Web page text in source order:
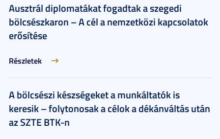
Ausztrál diplomatákat fogadtak a szegedi
bölcsészkaron – A cél a nemzetközi kapcsolatok
erősítése
Részletek
A bölcsészi készségeket a munkáltatók is
keresik – folytonosak a célok a dékánváltás után
az SZTE BTK-n